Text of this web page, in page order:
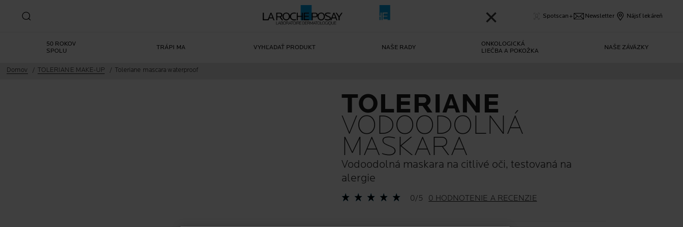
Spotscan+ Newsletter Nájsť lekáreň
50 ROKOV
SPOLU
TRÁPI MA VYHĽADAŤ PRODUKT NAŠE RADY
ONKOLOGICKÁ
LIEČBA A POKOŽKA
NAŠE ZÁVÄZKY
Domov TOLERIANE MAKE-UP Toleriane mascara waterproof
TOLERIANE
VODOODOLNÁ
MASKARA
Vodoodolná maskara na citlivé oči, testovaná na
alergie
0/5 0 HODNOTENIE A RECENZIE
✕